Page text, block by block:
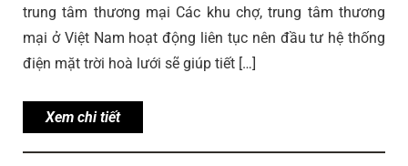
trung tâm thương mại Các khu chợ, trung tâm thương
mại ở Việt Nam hoạt động liên tục nên đầu tư hệ thống
điện mặt trời hoà lưới sẽ giúp tiết […]
Xem chi tiết